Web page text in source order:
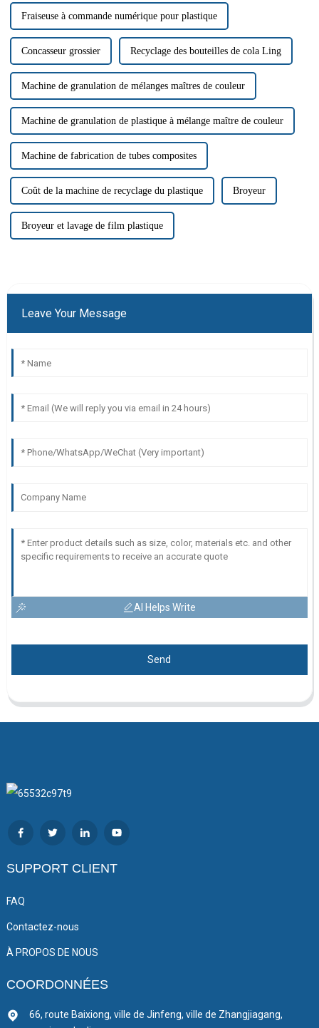
Fraiseuse à commande numérique pour plastique
Concasseur grossier Recyclage des bouteilles de cola Ling
Machine de granulation de mélanges maîtres de couleur
Machine de granulation de plastique à mélange maître de couleur
Machine de fabrication de tubes composites
Coût de la machine de recyclage du plastique Broyeur
Broyeur et lavage de film plastique
Leave Your Message
AI Helps Write
Send
SUPPORT CLIENT
FAQ
Contactez-nous
À PROPOS DE NOUS
COORDONNÉES
66, route Baixiong, ville de Jinfeng, ville de Zhangjiagang,